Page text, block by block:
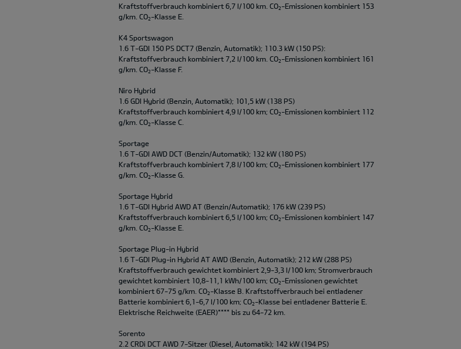
Kraftstoffverbrauch kombiniert 6,7 l/100 km. CO2 -Emissionen kombiniert 153
g/km. CO2 -Klasse E.
K4 Sportswagon
1.6 T-GDI 150 PS DCT7 (Benzin, Automatik); 110.3 kW (150 PS):
Kraftstoffverbrauch kombiniert 7,2 l/100 km. CO2 -Emissionen kombiniert 161
g/km. CO2 -Klasse F.
Niro Hybrid
1.6 GDI Hybrid (Benzin, Automatik); 101,5 kW (138 PS)
Kraftstoffverbrauch kombiniert 4,9 l/100 km; CO2 -Emissionen kombiniert 112
g/km. CO2 -Klasse C.
Sportage
1.6 T-GDI AWD DCT (Benzin/Automatik); 132 kW (180 PS)
Kraftstoffverbrauch kombiniert 7,8 l/100 km; CO2 -Emissionen kombiniert 177
g/km. CO2 -Klasse G.
Sportage Hybrid
1.6 T-GDI Hybrid AWD AT (Benzin/Automatik); 176 kW (239 PS)
Kraftstoffverbrauch kombiniert 6,5 l/100 km; CO2 -Emissionen kombiniert 147
g/km. CO2 -Klasse E.
Sportage Plug-in Hybrid
1.6 T-GDI Plug-in Hybrid AT AWD (Benzin, Automatik); 212 kW (288 PS)
Kraftstoffverbrauch gewichtet kombiniert 2,9-3,3 l/100 km; Stromverbrauch
gewichtet kombiniert 10,8-11,1 kWh/100 km; CO2 -Emissionen gewichtet
kombiniert 67-75 g/km. CO2 -Klasse B. Kraftstoffverbrauch bei entladener
Batterie kombiniert 6,1-6,7 l/100 km; CO2 -Klasse bei entladener Batterie E.
Elektrische Reichweite (EAER)**** bis zu 64-72 km.
Sorento
2.2 CRDi DCT AWD 7-Sitzer (Diesel, Automatik); 142 kW (194 PS)